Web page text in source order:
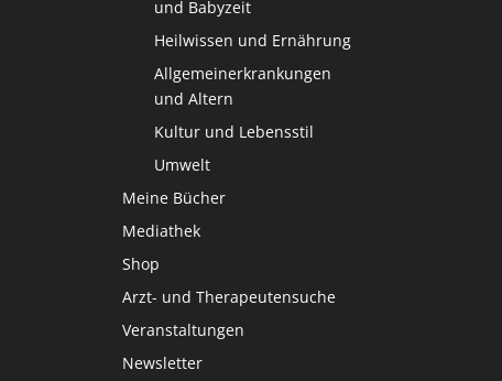
und Babyzeit
Heilwissen und Ernährung
Allgemeinerkrankungen
und Altern
Kultur und Lebensstil
Umwelt
Meine Bücher
Mediathek
Shop
Arzt- und Therapeutensuche
Veranstaltungen
Newsletter